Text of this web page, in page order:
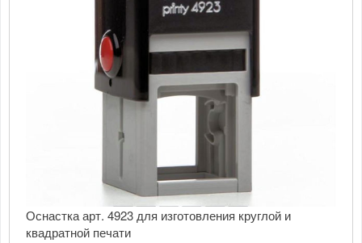
Оснастка арт. 4923 для изготовления круглой и
квадратной печати